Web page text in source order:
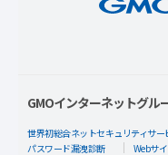
GMOインターネットグル
世界初総合ネットセキュリティサー
パスワード漏洩診断
Webサ